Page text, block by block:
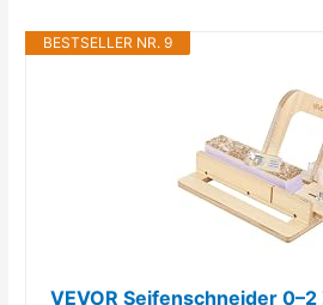
BESTSELLER NR. 9
VEVOR Seifenschneider